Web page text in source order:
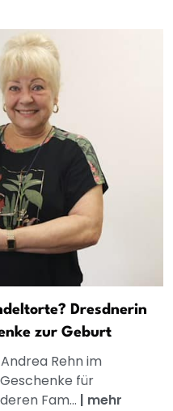
Dresdnerin
zur Geburt
Rehn im
für
Fam... | mehr